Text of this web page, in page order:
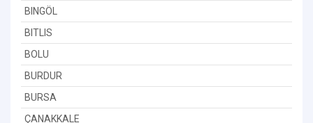
BINGÖL
BITLIS
BOLU
BURDUR
BURSA
ÇANAKKALE